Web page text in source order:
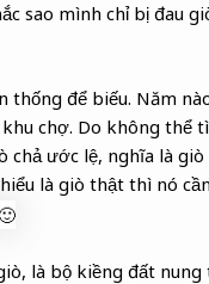
sao mình chỉ bị đau
thống để biếu. Năm
chợ. Do không thể
ước lệ, nghĩa là
là giò thật thì nó
là bộ kiềng đất